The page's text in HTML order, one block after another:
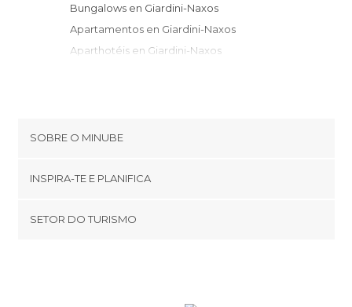
Bungalows en Giardini-Naxos
Apartamentos en Giardini-Naxos
Aparthotéis en Giardini-Naxos
SOBRE O MINUBE
Términos e Condições
INSPIRA-TE E PLANIFICA
SETOR DO TURISMO